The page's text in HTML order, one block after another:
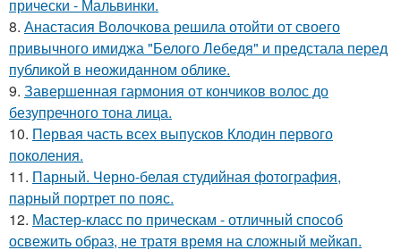
прически - Мальвинки.
8. Анастасия Волочкова решила отойти от своего
привычного имиджа "Белого Лебедя" и предстала перед
публикой в неожиданном облике.
9. Завершенная гармония от кончиков волос до
безупречного тона лица.
10. Первая часть всех выпусков Клодин первого
поколения.
11. Парный. Черно-белая студийная фотография,
парный портрет по пояс.
12. Мастер-класс по прическам - отличный способ
освежить образ, не тратя время на сложный мейкап.